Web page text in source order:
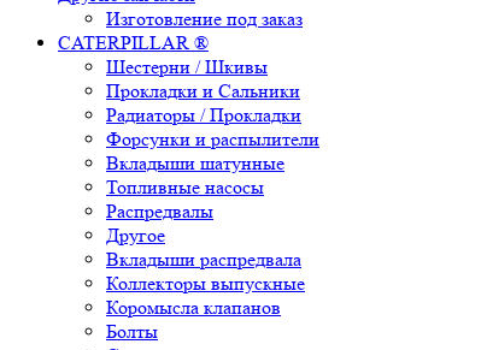
Изготовление под заказ
CATERPILLAR ®
Шестерни / Шкивы
Прокладки и Сальники
Радиаторы / Прокладки
Форсунки и распылители
Вкладыши шатунные
Топливные насосы
Распредвалы
Другое
Вкладыши распредвала
Коллекторы выпускные
Коромысла клапанов
Болты